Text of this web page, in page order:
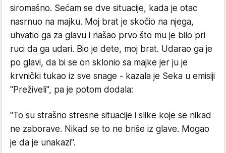
siromašno. Sećam se dve situacije, kada je otac
nasrnuo na majku. Moj brat je skočio na njega,
uhvatio ga za glavu i našao prvo što mu je bilo pri
ruci da ga udari. Bio je dete, moj brat. Udarao ga je
po glavi, da bi se on sklonio sa majke jer ju je
krvnički tukao iz sve snage - kazala je Seka u emisiji
"Preživeli", pa je potom dodala:
"To su strašno stresne situacije i slike koje se nikad
ne zaborave. Nikad se to ne briše iz glave. Mogao
je da je unakazi".